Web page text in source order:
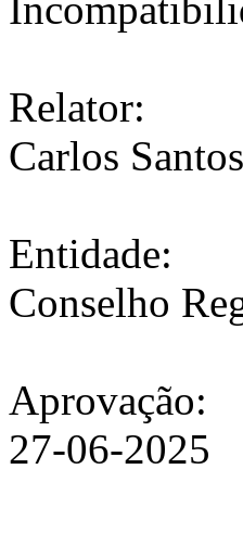
Relator:
Carlos
Entidade:
Conselho
Aprovação:
27-06-2025